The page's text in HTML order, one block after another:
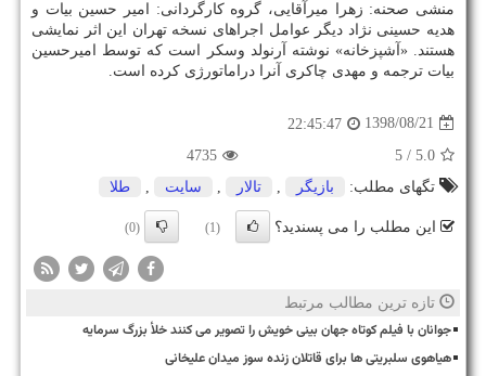
منشی صحنه: زهرا میرآقایی، گروه كارگردانی: امیر حسین بیات و
هدیه حسینی نژاد دیگر عوامل اجراهای نسخه تهران این اثر نمایشی
هستند. «آشپزخانه» نوشته آرنولد وسكر است كه توسط امیرحسین
بیات ترجمه و مهدی چاكری آنرا دراماتورژی كرده است.
1398/08/21
22:45:47
5.0
/ 5
4735
تگهای مطلب:
بازیگر , تالار , سایت , طلا
این مطلب را می پسندید؟ (1)
(0)
تازه ترین مطالب مرتبط
جوانان با فیلم کوتاه جهان بینی خویش را تصویر می کنند خلأ بزرگ سرمایه
هیاهوی سلبریتی ها برای قاتلان زنده سوز میدان علیخانی